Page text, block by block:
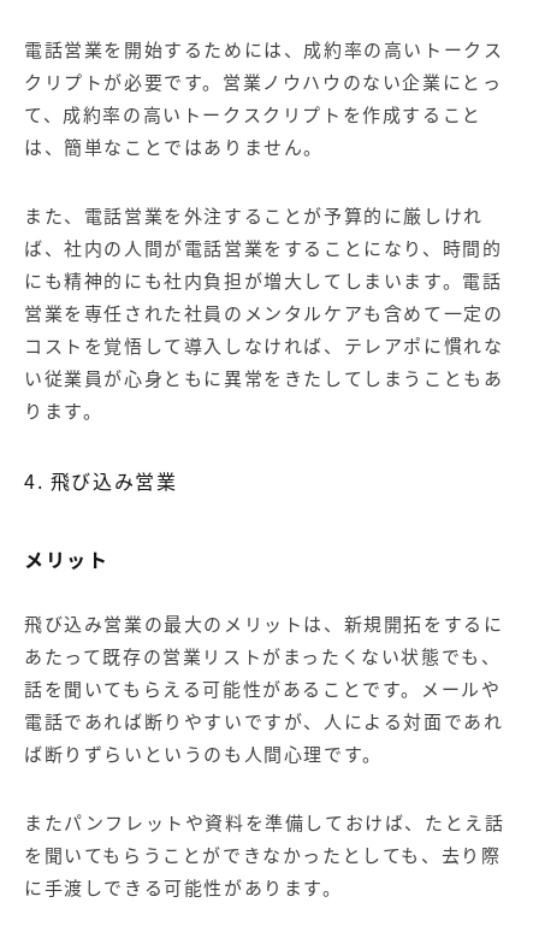
電話営業を開始するためには、成約率の高いトークス
クリプトが必要です。営業ノウハウのない企業にとっ
て、成約率の高いトークスクリプトを作成すること
は、簡単なことではありません。
また、電話営業を外注することが予算的に厳しけれ
ば、社内の人間が電話営業をすることになり、時間的
にも精神的にも社内負担が増大してしまいます。電話
営業を専任された社員のメンタルケアも含めて一定の
コストを覚悟して導入しなければ、テレアポに慣れな
い従業員が心身ともに異常をきたしてしまうこともあ
ります。
4. 飛び込み営業
メリット
飛び込み営業の最大のメリットは、新規開拓をするに
あたって既存の営業リストがまったくない状態でも、
話を聞いてもらえる可能性があることです。メールや
電話であれば断りやすいですが、人による対面であれ
ば断りずらいというのも人間心理です。
またパンフレットや資料を準備しておけば、たとえ話
を聞いてもらうことができなかったとしても、去り際
に手渡しできる可能性があります。